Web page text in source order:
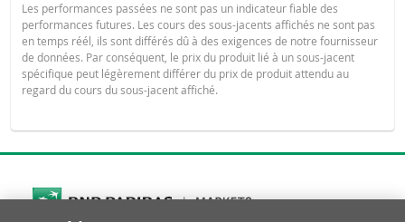
Les performances passées ne sont pas un indicateur fiable des
performances futures. Les cours des sous-jacents affichés ne sont pas
en temps réél, ils sont différés dû à des exigences de notre fournisseur
de données. Par conséquent, le prix du produit lié à un sous-jacent
spécifique peut légèrement différer du prix de produit attendu au
regard du cours du sous-jacent affiché.